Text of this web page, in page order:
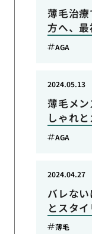
薄毛治
方へ、
AGA
薄毛メ
しゃれ
2024.05.13
AGA
バレな
とスタ
2024.04.27
薄毛